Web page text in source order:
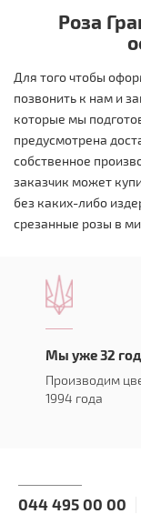
Роза
Для того чтобы
позвонить к нам и
которые мы
предусмотрена
собственное
заказчик может
без каких-либо
срезанные розы в
Мы уже 32
Производим
1994 года
044 495 00 00